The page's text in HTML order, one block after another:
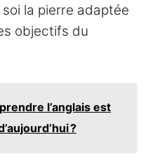
la pierre adaptée
objectifs du
l’anglais est
?